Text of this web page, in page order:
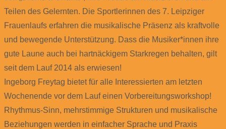
Teilen des Gelernten. Die Sportlerinnen des 7. Leipziger
Frauenlaufs erfahren die musikalische Präsenz als kraftvolle
und bewegende Unterstützung. Dass die Musiker*innen ihre
gute Laune auch bei hartnäckigem Starkregen behalten, gilt
seit dem Lauf 2014 als erwiesen!
Ingeborg Freytag bietet für alle Interessierten am letzten
Wochenende vor dem Lauf einen Vorbereitungsworkshop!
Rhythmus-Sinn, mehrstimmige Strukturen und musikalische
Beziehungen werden in einfacher Sprache und Praxis